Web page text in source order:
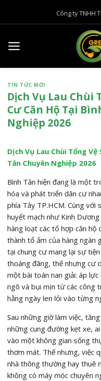
Công ty TNHH
TIN TỨC MỚI
Dịch Vụ Lau Chùi
Cư Căn Hộ Tại
Nghiệp 2026
Dịch Vụ Lau Chùi Tổng Vệ
Tân Chuyên Nghiệp 2026
Bình Tân hiện đang là một
hóa và phát triển dân cư
phía Tây TP.HCM. Cùng
huyết mạch như Kinh
hàng loạt các tổ hợp căn hộ
thành tổ ấm của hàng ngàn
tại chung cư mang lại sự
thoáng đãng, thế nhưng cư
một bài toán nan giải: áp
ngõ và bụi mịn từ các công
hằng ngày len lỏi vào từng
Sau những giờ làm việc,
những cung đường kẹt xe,
vào một không gian sống
thơm mát. Thế nhưng, việc
nhà thông thường hay thuê
không có máy móc chuyên